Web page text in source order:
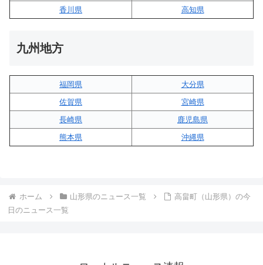
香川県
高知県
九州地方
福岡県
大分県
佐賀県
宮崎県
長崎県
鹿児島県
熊本県
沖縄県
ホーム 山形県のニュース一覧
高畠町（山形県）の今
日のニュース一覧